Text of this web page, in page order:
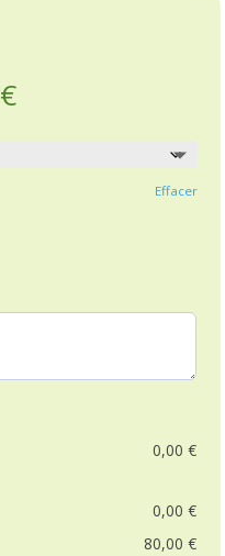
€Plage
de
prix :
50,00 €
Effacer
0,00 €
0,00 €
80,00 €